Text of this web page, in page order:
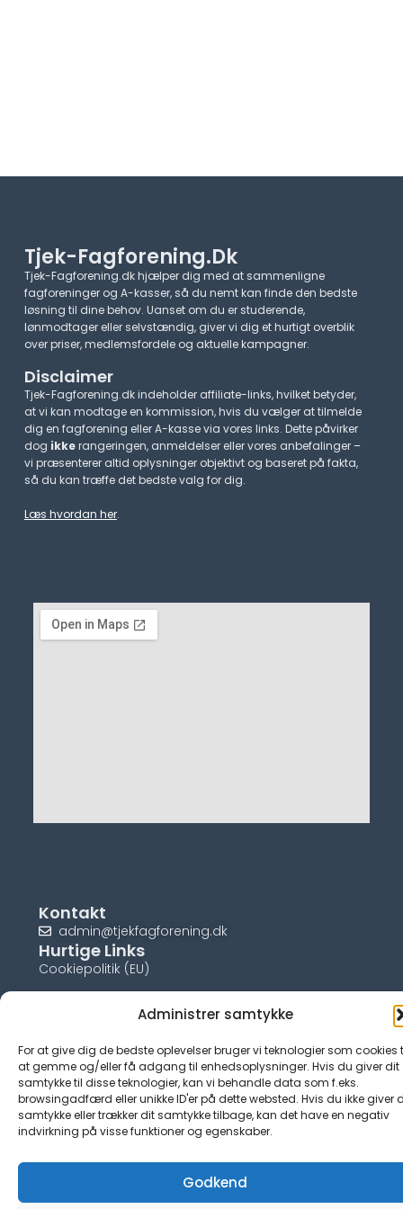
Administrer samtykke
For at give dig de bedste oplevelser bruger vi teknologier som cookies
at gemme og/eller få adgang til enhedsoplysninger. Hvis du giver dit
samtykke til disse teknologier, kan vi behandle data som f.eks.
browsingadfærd eller unikke ID'er på dette websted. Hvis du ikke giver
samtykke eller trækker dit samtykke tilbage, kan det have en negativ
indvirkning på visse funktioner og egenskaber.
Godkend
Tjek-Fagforening.dk
Tjek-Fagforening.dk hjælper dig med at sammenligne
fagforeninger og A-kasser, så du nemt kan finde den bedste
løsning til dine behov. Uanset om du er studerende,
lønmodtager eller selvstændig, giver vi dig et hurtigt overblik
over priser, medlemsfordele og aktuelle kampagner.​
Disclaimer
Tjek-Fagforening.dk indeholder affiliate-links, hvilket betyder,
at vi kan modtage en kommission, hvis du vælger at tilmelde
dig en fagforening eller A-kasse via vores links. Dette påvirker
dog ikkerangeringen, anmeldelser eller vores anbefalinger –
vi præsenterer altid oplysninger objektivt og baseret på fakta,
så du kan træffe det bedste valg for dig.
Læs hvordan her.
Kontakt
admin@tjekfagforening.dk
Hurtige Links
Cookiepolitik (EU)
© tjek-fagforening.dk